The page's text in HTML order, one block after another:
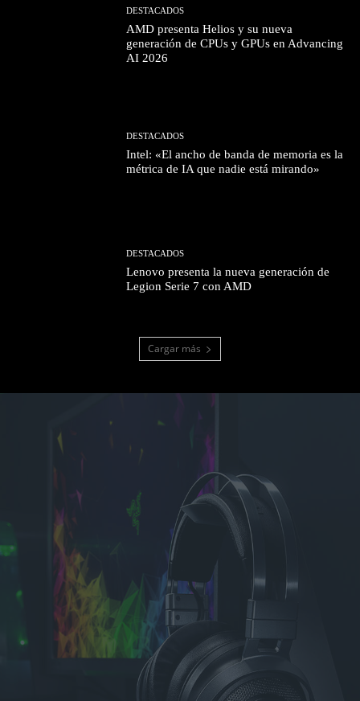
DESTACADOS
AMD presenta Helios y su nueva
generación de CPUs y GPUs en Advancing
AI 2026
DESTACADOS
Intel: «El ancho de banda de memoria es la
métrica de IA que nadie está mirando»
DESTACADOS
Lenovo presenta la nueva generación de
Legion Serie 7 con AMD
Cargar más